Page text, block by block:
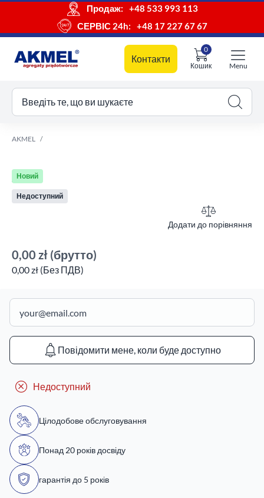
Продаж:
+48 533 993 113
СЕРВІС 24h:
+48 17 227 67 67
Контакти
Кошик
0
кошик
Menu
Введіть те, що ви шукаєте
AKMEL
Новий
Недоступний
Додати до порівняння
0,00 zł (брутто)
0,00 zł (Без ПДВ)
Повідомити мене, коли буде доступно
Недоступний
Цілодобове обслуговування
Понад 20 років досвіду
гарантія до 5 років